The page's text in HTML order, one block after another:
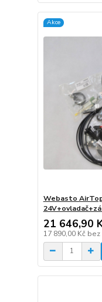
Akce
Webasto
21 646,90
17 890,00 Kč bez